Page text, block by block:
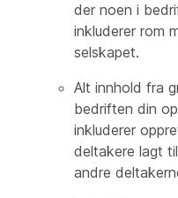
der noen i
inkluderer rom
selskapet.
Alt innhold fra
bedriften din
inkluderer
deltakere lagt
andre